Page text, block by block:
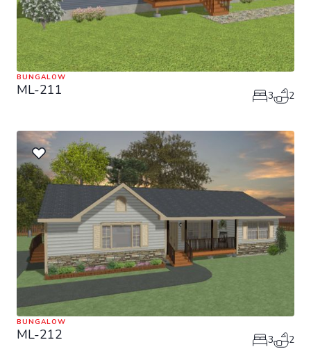
BUNGALOW
ML-211 3 2
BUNGALOW
ML-212 3 2